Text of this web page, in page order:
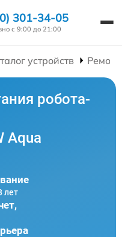
301-34-05
с 9:00 до 21:00
устройств
робота-
Aqua
лет